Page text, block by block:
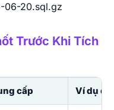
06-20.sql.gz
Trước Khi Tích
cấp Ví dụ